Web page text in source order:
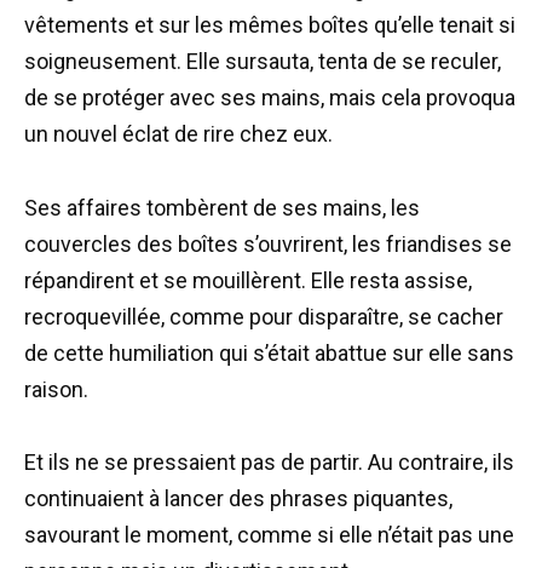
vêtements et sur les mêmes boîtes qu’elle tenait si
soigneusement. Elle sursauta, tenta de se reculer,
de se protéger avec ses mains, mais cela provoqua
un nouvel éclat de rire chez eux.
Ses affaires tombèrent de ses mains, les
couvercles des boîtes s’ouvrirent, les friandises se
répandirent et se mouillèrent. Elle resta assise,
recroquevillée, comme pour disparaître, se cacher
de cette humiliation qui s’était abattue sur elle sans
raison.
Et ils ne se pressaient pas de partir. Au contraire, ils
continuaient à lancer des phrases piquantes,
savourant le moment, comme si elle n’était pas une